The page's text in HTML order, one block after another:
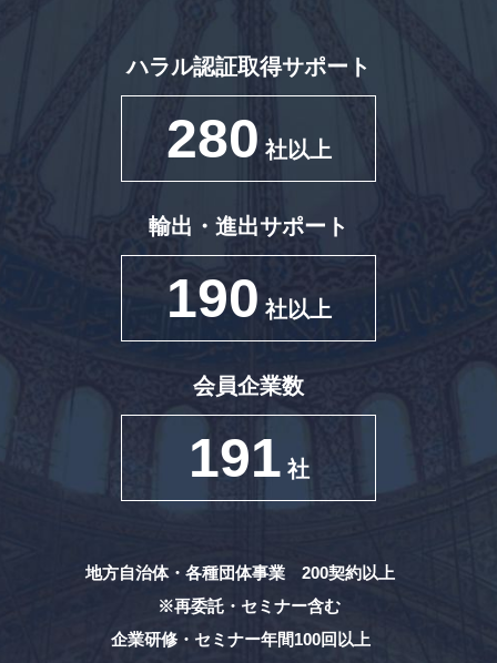
ハラル認証取得サポート
280 社以上
輸出・進出サポート
190 社以上
会員企業数
191 社
地方自治体・各種団体事業 200契約以上
※再委託・セミナー含む
企業研修・セミナー年間100回以上